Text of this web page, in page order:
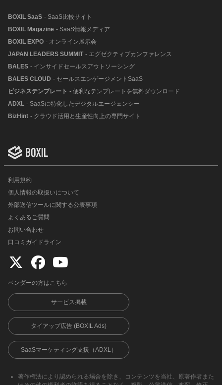
BOXIL SaaS - SaaS比較サイト
BOXIL Magazine - SaaS情報メディア
BOXIL EXPO - オンライン展示会
JAPAN LEADERS SUMMIT - エグゼクティブカンファレンス
BALES - インサイドセールスアウトソーシング
BALES CLOUD - セールスエンゲージメントSaaS
ビジネステンプレート - 便利なテンプレートを無料ダウンロード
ADXL - SaaSに特化したデジタルエージェンシー
BizHint - クラウド活用と生産性向上の専門サイト
利用規約
個人情報の取扱いについて
外部送信ツールに関する公表事項
よくあるご質問
お問い合わせ
口コミガイドライン
ベンダーの方はこちら
サービス掲載
タイアップ広告 (BOXIL Ads)
SaaSマーケティング支援（ADXL）
著作権法により認められる場合を除き、コンテンツを当社、原著作者また